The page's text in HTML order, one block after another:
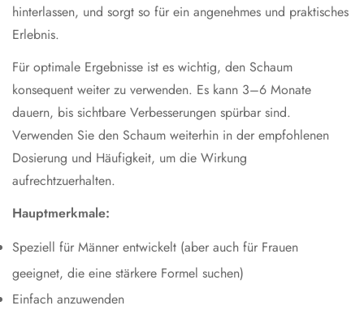
hinterlassen, und sorgt so für ein angenehmes und praktisches
Erlebnis.
Für optimale Ergebnisse ist es wichtig, den Schaum
konsequent weiter zu verwenden. Es kann 3–6 Monate
dauern, bis sichtbare Verbesserungen spürbar sind.
Verwenden Sie den Schaum weiterhin in der empfohlenen
Dosierung und Häufigkeit, um die Wirkung
aufrechtzuerhalten.
Hauptmerkmale:
Speziell für Männer entwickelt (aber auch für Frauen
geeignet, die eine stärkere Formel suchen)
Einfach anzuwenden